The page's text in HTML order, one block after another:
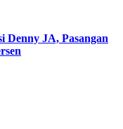
Denny JA, Pasangan